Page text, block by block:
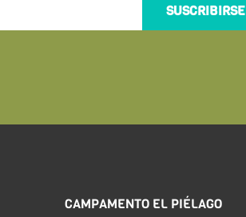
SUSCRIBIRSE
CAMPAMENTO EL PIÉLAGO